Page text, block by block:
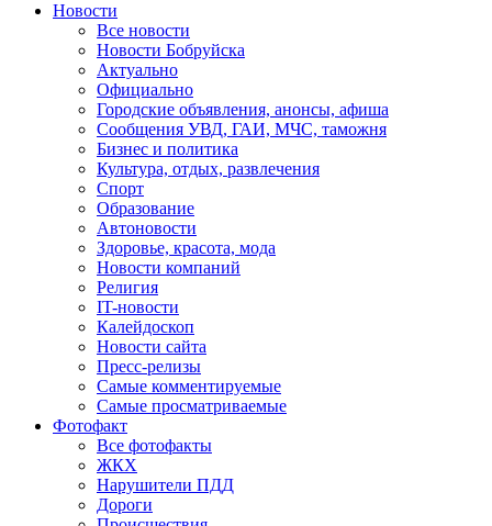
Новости
Все новости
Новости Бобруйска
Актуально
Официально
Городские объявления, анонсы, афиша
Сообщения УВД, ГАИ, МЧС, таможня
Бизнес и политика
Культура, отдых, развлечения
Спорт
Образование
Автоновости
Здоровье, красота, мода
Новости компаний
Религия
IT-новости
Калейдоскоп
Новости сайта
Пресс-релизы
Самые комментируемые
Самые просматриваемые
Фотофакт
Все фотофакты
ЖКХ
Нарушители ПДД
Дороги